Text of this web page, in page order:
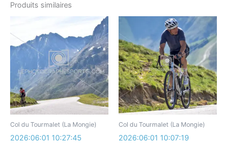
Produits similaires
Col du Tourmalet (La Mongie)
2026:06:01 10:27:45
Col du Tourmalet (La Mongie)
2026:06:01 10:07:19